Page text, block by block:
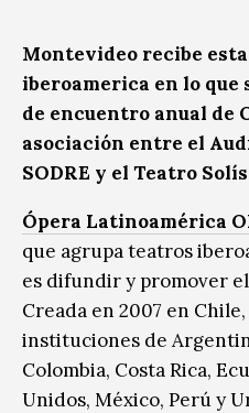
Sin categoría
Montevideo recibe
iberoamerica en lo que
de encuentro anual de
asociación entre el
SODRE y el Teatro
Ópera Latinoamérica
que agrupa teatros
es difundir y promover
Creada en 2007 en
instituciones de
Colombia, Costa Rica,
Unidos, México, Perú y